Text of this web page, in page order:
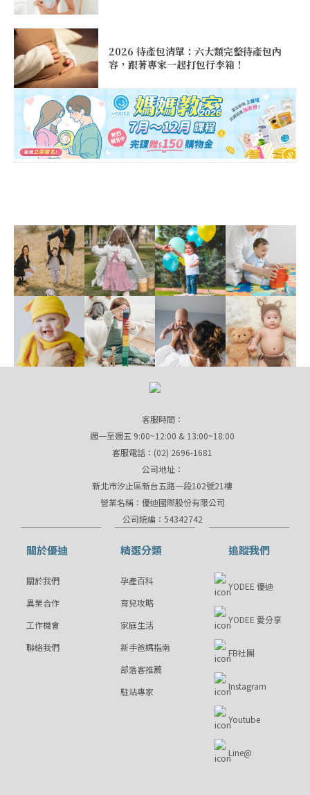
2026 待產包清單：六大類完整待產包內
容，跟著專家一起打包行李箱！
客服時間：
週一至週五 9:00~12:00 & 13:00~18:00
客服電話：(02) 2696-1681
公司地址：
新北市汐止區新台五路一段102號21樓
營業名稱：優迪國際股份有限公司
公司統編：54342742
關於優迪
關於我們
異業合作
工作機會
聯絡我們
精選分類
孕產百科
育兒攻略
家庭生活
新手爸媽指南
部落客推薦
駐站專家
追蹤我們
YODEE 優迪
YODEE 愛分享
FB社團
Instagram
Youtube
Line@